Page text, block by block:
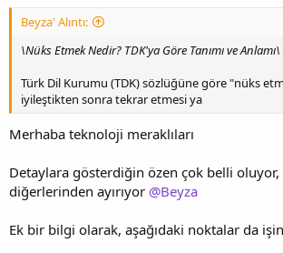
Beyza' Alıntı:
\Nüks Etmek Nedir? TDK'ya Göre Tanımı ve Anlamı\
Türk Dil Kurumu (TDK) sözlüğüne göre "nüks
iyileştikten sonra tekrar etmesi ya
Merhaba teknoloji meraklıları
Detaylara gösterdiğin özen çok belli oluyor,
diğerlerinden ayırıyor @Beyza
Ek bir bilgi olarak, aşağıdaki noktalar da